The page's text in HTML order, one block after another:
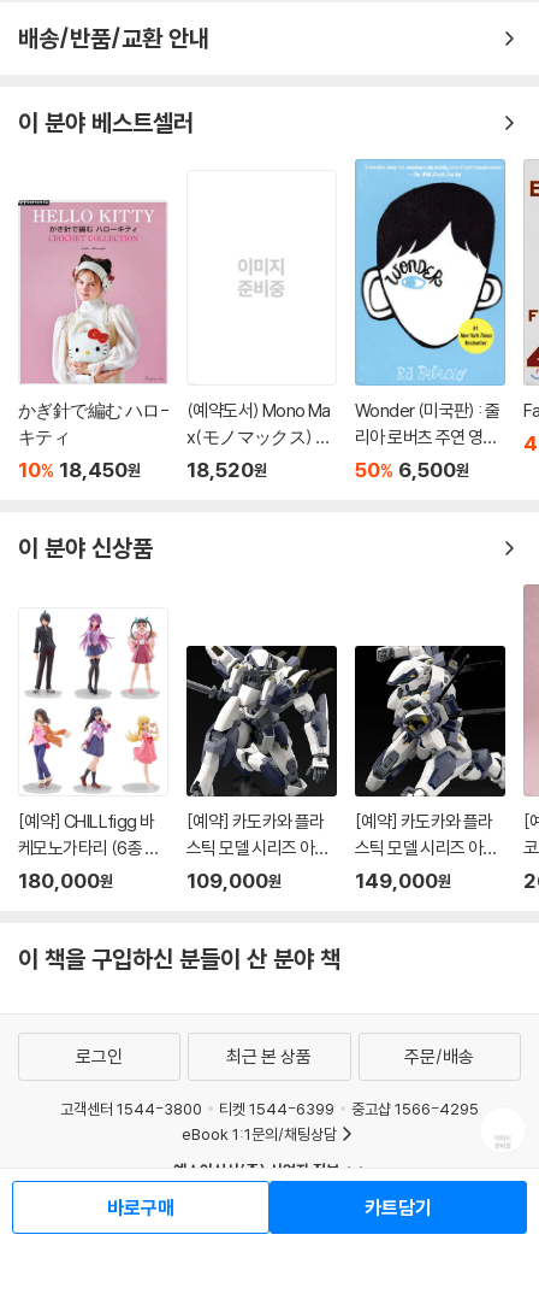
배송/반품/교환 안내
이 분야 베스트셀러
かぎ針で編む ハロ-
キティ
10% 18,450원
(예약도서) Mono Ma
x(モノマックス) 20
26年10月號
18,520원
Wonder (미국판) : 줄
리아 로버츠 주연 영화
'원더' 원작 소설
50% 6,500원
이 분야 신상품
[예약] CHILLfigg 바
케모노가타리 (6종 세
트)
180,000원
[예약] 카도카와 플라
스틱 모델 시리즈 아바
레스트 l 풀메탈패닉
109,000원
[예약] 카도카와 플라
스틱 모델 시리즈 아바
레스트 스페셜 세트 l 풀
149,000원
[
7
이 책을 구입하신 분들이 산 분야 책
바로구매 카트담기
로그인 최근 본 상품 주문/배송
고객센터 1544-3800 티켓 1544-6399
중고샵 1566-4295
eBook 1:1문의/채팅상담
예스이십사(주) 사업자 정보
이용약관
청소년보호정책
PC버전
회사소개
거래처관계자께